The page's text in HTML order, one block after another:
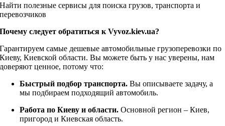
Найти полезные сервисы для поиска грузов, транспорта и
перевозчиков
Почему следует обратиться к Vyvoz.kiev.ua?
Гарантируем самые дешевые автомобильные грузоперевозки по
Киеву, Киевской области. Вы можете быть у нас уверены, нам
доверяют ценное, потому что:
Быстрый подбор транспорта. Вы описываете задачу, а
мы подбираем подходящий автомобиль.
Работа по Киеву и области. Основной регион – Киев,
пригород и Киевская область.